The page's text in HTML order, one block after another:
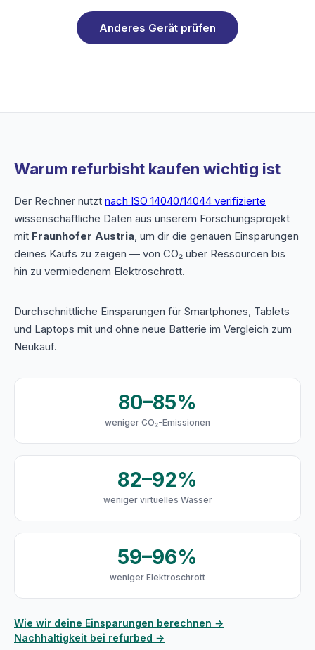
Anderes Gerät prüfen
Warum refurbisht kaufen wichtig ist
Der Rechner nutzt nach ISO 14040/14044 verifizierte
wissenschaftliche Daten aus unserem Forschungsprojekt
mit Fraunhofer Austria, um dir die genauen Einsparungen
deines Kaufs zu zeigen — von CO₂ über Ressourcen bis
hin zu vermiedenem Elektroschrott.
Durchschnittliche Einsparungen für Smartphones, Tablets
und Laptops mit und ohne neue Batterie im Vergleich zum
Neukauf.
80–85%
weniger CO₂-Emissionen
82–92%
weniger virtuelles Wasser
59–96%
weniger Elektroschrott
Wie wir deine Einsparungen berechnen →
Nachhaltigkeit bei refurbed →